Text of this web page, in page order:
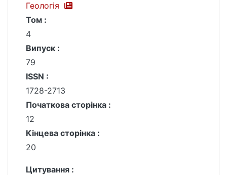
Геологія
Том :
4
Випуск :
79
ISSN :
1728-2713
Початкова сторінка :
12
Кінцева сторінка :
20
Цитування :